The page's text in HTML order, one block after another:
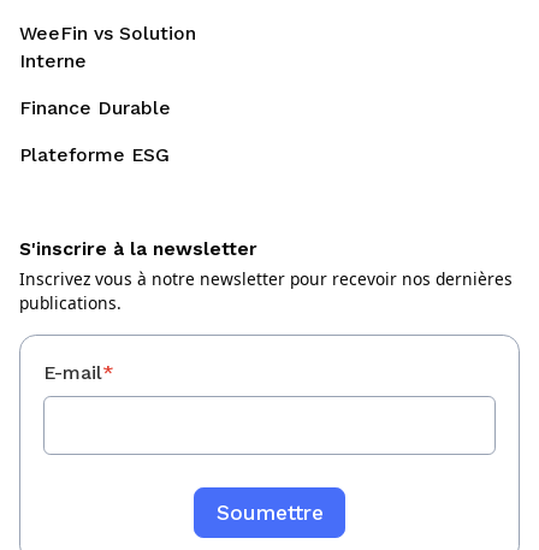
WeeFin vs Solution
Interne
Finance Durable
Plateforme ESG
S'inscrire à la newsletter
Inscrivez vous à notre newsletter pour recevoir nos dernières
publications.
E-mail*